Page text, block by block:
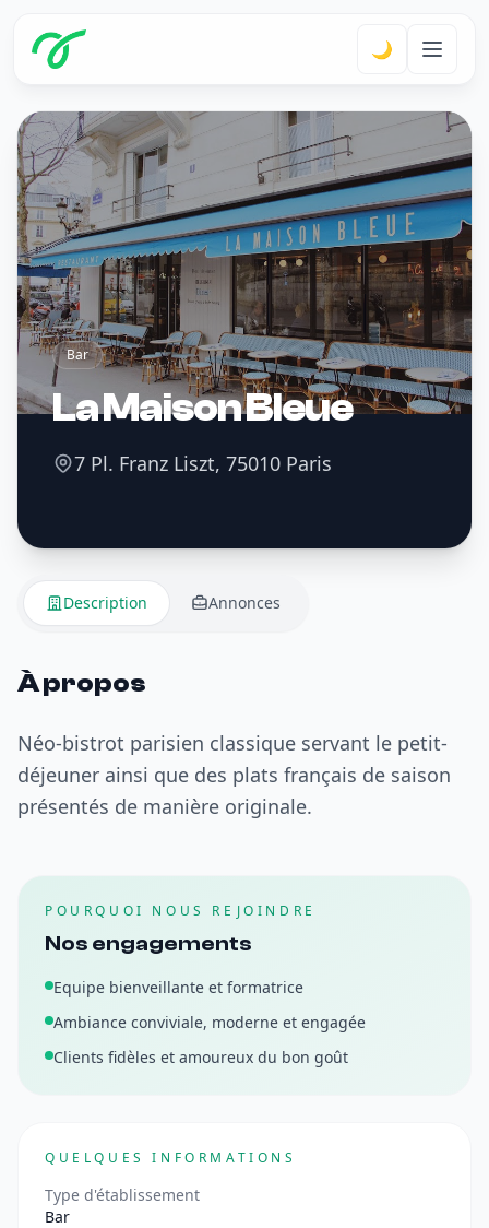
🌙
Bar
La Maison Bleue
7 Pl. Franz Liszt, 75010 Paris
Description Annonces
À propos
Néo-bistrot parisien classique servant le petit-
déjeuner ainsi que des plats français de saison
présentés de manière originale.
POURQUOI NOUS REJOINDRE
Nos engagements
Equipe bienveillante et formatrice
Ambiance conviviale, moderne et engagée
Clients fidèles et amoureux du bon goût
QUELQUES INFORMATIONS
Type d'établissement
Bar